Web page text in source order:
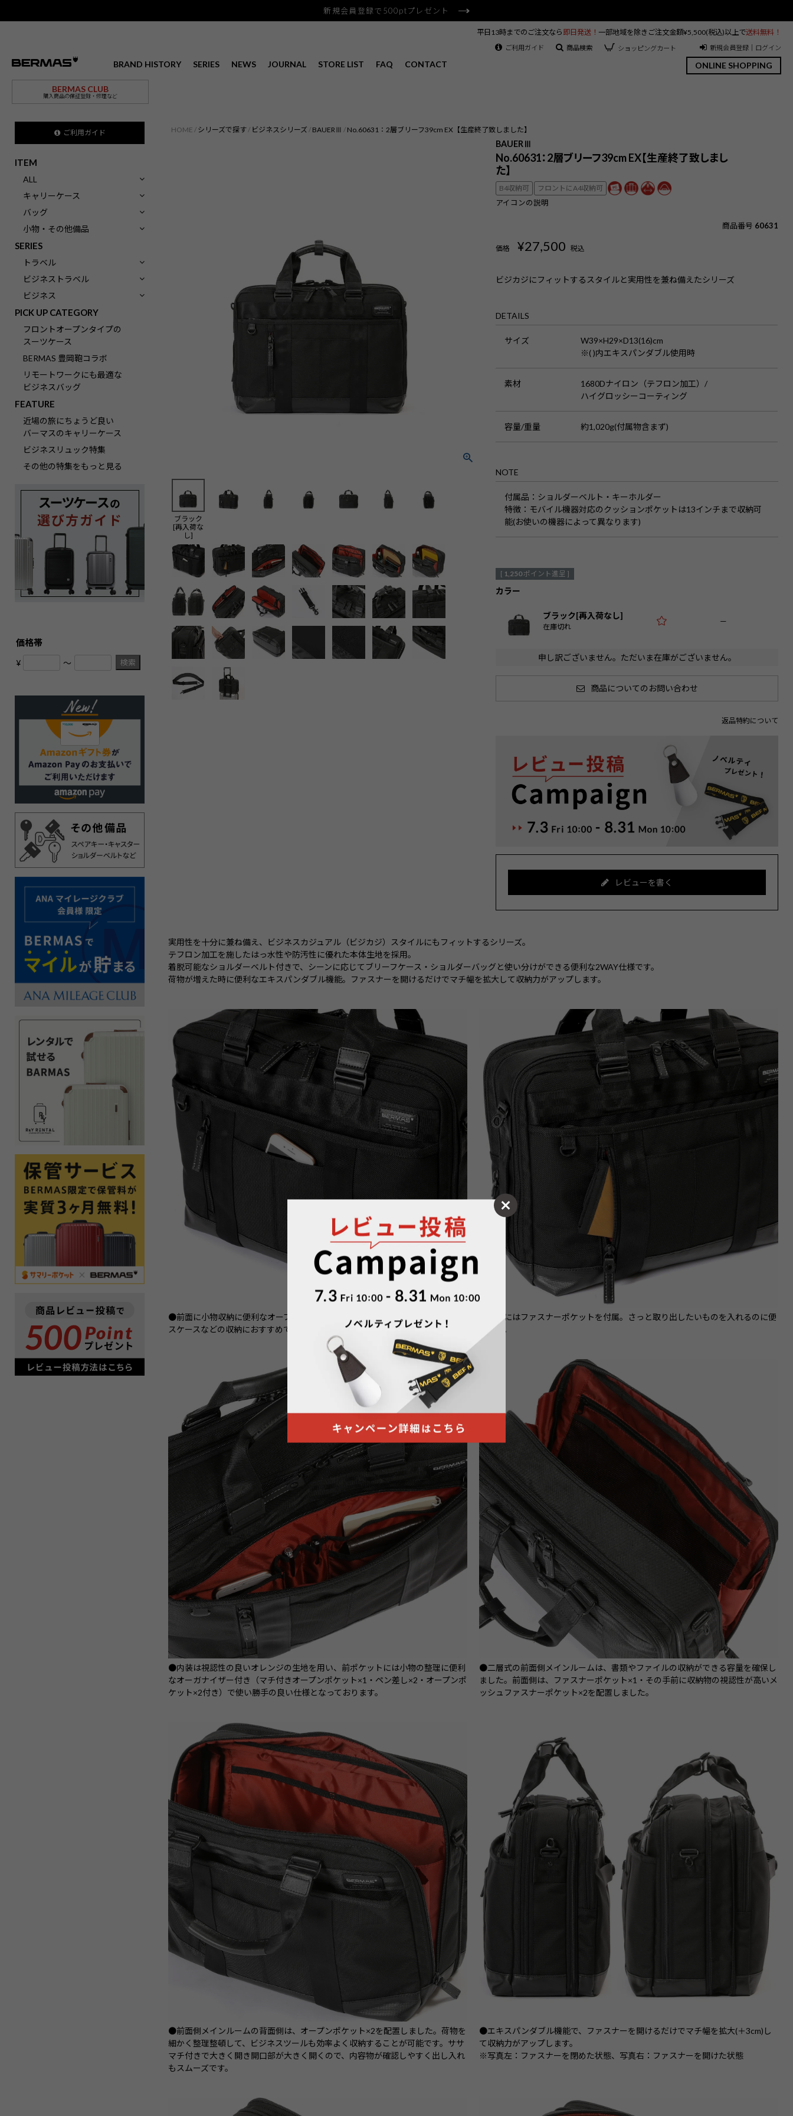
新規会員登録で500ptプレゼント
BRAND HISTORY SERIES NEWS JOURNAL STORE LIST FAQ CONTACT
BERMAS CLUB
購入商品の保証登録・修理など
ONLINE SHOPPING
平日13時までのご注文なら 即日発送！ 一部地域を除きご注文金額¥5,500(税込)以上で送料無料！
ご利用ガイド 商品検索 ショッピングカート 新規会員登録｜ログイン
ご利用ガイド
ITEM
ALL
キャリーケース
バッグ
小物・その他備品
SERIES
トラベル
ビジネストラベル
ビジネス
PICK UP CATEGORY
フロントオープンタイプの
スーツケース
BERMAS 豊岡鞄コラボ
リモートワークにも最適な
ビジネスバッグ
FEATURE
近場の旅にちょうど良い
バーマスのキャリーケース
ビジネスリュック特集
その他の特集をもっと見る
価格帯
¥ 〜 検索
HOME シリーズで探す ビジネスシリーズ BAUERⅢ No.60631：2層ブリーフ39cm EX【生産終了致しました】
ブラック
[再入荷な
し]
BAUERⅢ
No.60631：2層ブリーフ39cm EX【生産終了致しまし
た】
B4収納可
フロントにA4収納可
アイコンの説明
商品番号 60631
価格 ¥27,500 税込
ビジカジにフィットするスタイルと実用性を兼ね備えたシリーズ
DETAILS
サイズ
W39×H29×D13(16)cm
※( )内エキスパンダブル使用時
素材
1680Dナイロン（テフロン加工）/
ハイグロッシーコーティング
容量/重量 約1,020g(付属物含まず)
NOTE
付属品 ：ショルダーベルト・キーホルダー
特徴 ：モバイル機器対応のクッションポケットは13インチまで収納可
能(お使いの機器によって異なります)
[ 1,250ポイント進呈 ]
カラー
ブラック[再入荷なし]
在庫切れ
—
申し訳ございません。ただいま在庫がございません。
商品についてのお問い合わせ
返品特約について
レビューを書く
実用性を十分に兼ね備え、ビジネスカジュアル（ビジカジ）スタイルにもフィットするシリーズ。
テフロン加工を施したはっ水性や防汚性に優れた本体生地を採用。
着脱可能なショルダーベルト付きで、シーンに応じてブリーフケース・ショルダーバッグと使い分けができる便利な2WAY仕様です。
荷物が増えた時に便利なエキスパンダブル機能。ファスナーを開けるだけでマチ幅を拡大して収納力がアップします。
●前面に小物収納に便利なオープンポケットが付いており、スマートフォンやパ
スケースなどの収納におすすめです。
●前面にはファスナーポケットを付属。さっと取り出したいものを入れるのに便
利です。
●内装は視認性の良いオレンジの生地を用い、前ポケットには小物の整理に便利
なオーガナイザー付き（マチ付きオープンポケット×1・ペン差し×2・オープンポ
ケット×2付き）で使い勝手の良い仕様となっております。
●二層式の前面側メインルームは、書類やファイルの収納ができる容量を確保し
ました。前面側は、ファスナーポケット×1・その手前に収納物の視認性が高いメ
ッシュファスナーポケット×2を配置しました。
●前面側メインルームの背面側は、オープンポケット×2を配置しました。荷物を
細かく整理整頓して、ビジネスツールも効率よく収納することが可能です。ササ
マチ付きで大きく開き開口部が大きく開くので、内容物が確認しやすく出し入れ
もスムーズです。
●エキスパンダブル機能で、ファスナーを開けるだけでマチ幅を拡大(＋3cm)し
て収納力がアップします。
※写真左：ファスナーを閉めた状態、写真右：ファスナーを開けた状態